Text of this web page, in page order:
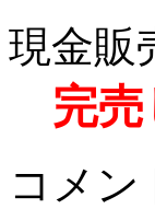
現金販
完
コメン